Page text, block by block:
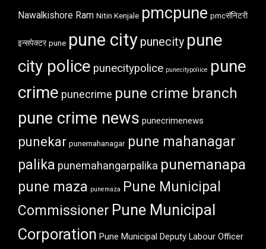
Nawalkishore Ram Nitin Kenjale pmcpune pmcसॅनिटरी
इन्सपेक्टर pune pune city punecity pune
city police punecitypolice punecitypoliice pune
crime punecrime pune crime branch
pune crime news punecrimenews
punekar punemahanagar pune mahanagar
palika punemahangarpalika punemanapa
pune maza punemaza
Pune Municipal
Commissioner Pune Municipal
Corporation Pune Municipal Deputy Labour Officer